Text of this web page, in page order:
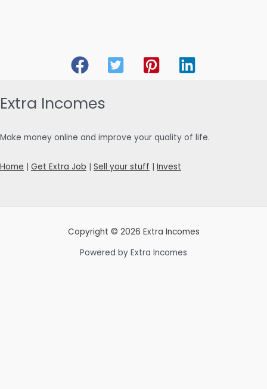
Extra Incomes
Make money online and improve your quality of life.
Home | Get Extra Job | Sell your stuff | Invest
Copyright © 2026 Extra Incomes
Powered by Extra Incomes